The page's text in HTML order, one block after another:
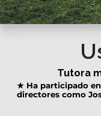
Tutora
★ Ha participado
directores como